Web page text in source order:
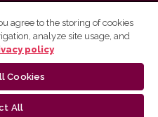
metadata are distributed by
agree to the storing of cookies
analyze site usage, and
policy
Cookies
All